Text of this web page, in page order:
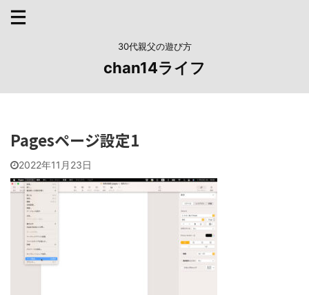
30代親父の遊び方
chan14ライフ
Pagesページ設定1
2022年11月23日